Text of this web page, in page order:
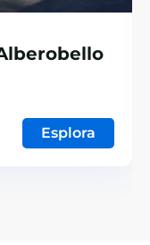
Esplora